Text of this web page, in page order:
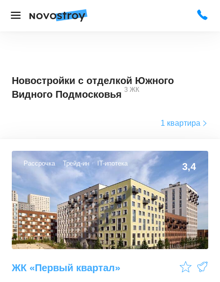
Новостройки с отделкой Южного
Видного Подмосковья 3 ЖК
1 квартира
Рассрочка Трейд-ин IT-ипотека 3,4
ЖК «Первый квартал»